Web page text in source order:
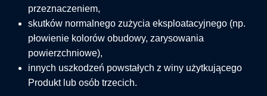
przeznaczeniem,
skutków normalnego zużycia eksploatacyjnego (np.
płowienie kolorów obudowy, zarysowania
powierzchniowe),
innych uszkodzeń powstałych z winy użytkującego
Produkt lub osób trzecich.